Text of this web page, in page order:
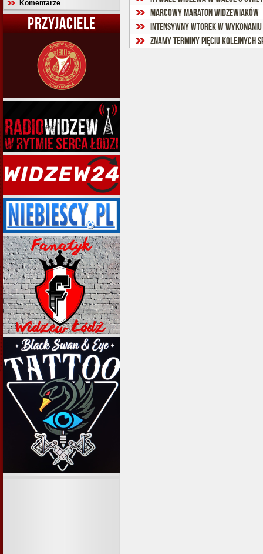
Komentarze
PRZYJACIELE
Marcowy maraton widzewiaków
Intensywny wtorek w
Znamy terminy pięciu kolejnych